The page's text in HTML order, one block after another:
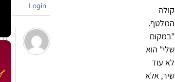
קולה
המלטף.
"במקום
שלי" הוא
לא עוד
שיר, אלא